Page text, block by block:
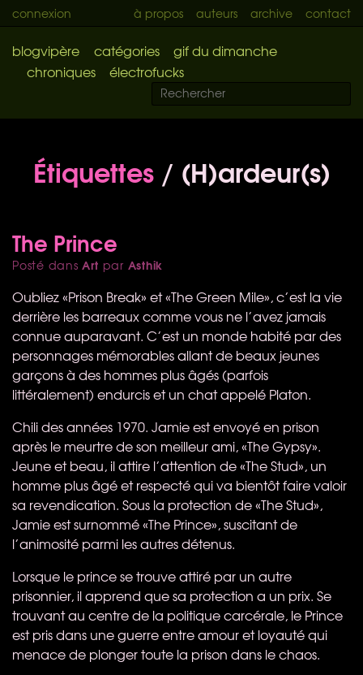
connexion à propos auteurs archive contact
blogvipère catégories
gif du dimanche
chroniques
électrofucks
Étiquettes/ (H)ardeur(s)
The Prince
Posté dansArt par Asthik
Oubliez «Prison Break» et «The Green Mile», c’est la vie
derrière les barreaux comme vous ne l’avez jamais
connue auparavant. C’est un monde habité par des
personnages mémorables allant de beaux jeunes
garçons à des hommes plus âgés (parfois
littéralement) endurcis et un chat appelé Platon.
Chili des années 1970. Jamie est envoyé en prison
après le meurtre de son meilleur ami, «The Gypsy».
Jeune et beau, il attire l’attention de «The Stud», un
homme plus âgé et respecté qui va bientôt faire valoir
sa revendication. Sous la protection de «The Stud»,
Jamie est surnommé «The Prince», suscitant de
l’animosité parmi les autres détenus.
Lorsque le prince se trouve attiré par un autre
prisonnier, il apprend que sa protection a un prix. Se
trouvant au centre de la politique carcérale, le Prince
est pris dans une guerre entre amour et loyauté qui
menace de plonger toute la prison dans le chaos.